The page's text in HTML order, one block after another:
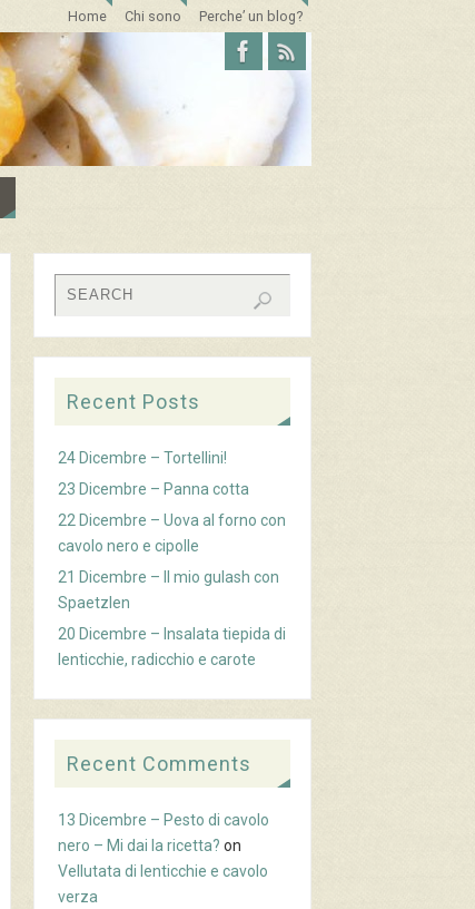
Home Chi sono Perche’ un blog?
Recent Posts
24 Dicembre – Tortellini!
23 Dicembre – Panna cotta
22 Dicembre – Uova al forno con
cavolo nero e cipolle
21 Dicembre – Il mio gulash con
Spaetzlen
20 Dicembre – Insalata tiepida di
lenticchie, radicchio e carote
Recent Comments
13 Dicembre – Pesto di cavolo
nero – Mi dai la ricetta? on
Vellutata di lenticchie e cavolo
verza